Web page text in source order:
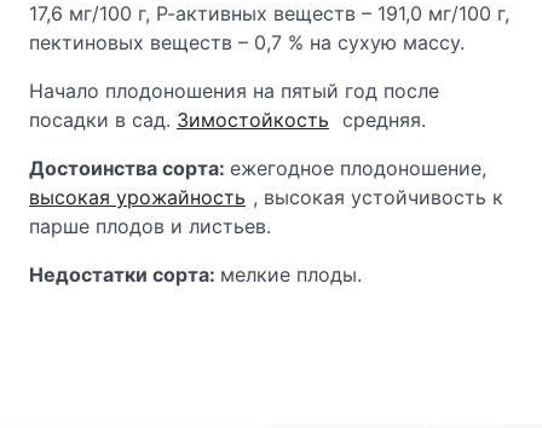
17,6 мг/100 г, Р-активных веществ – 191,0 мг/100 г,
пектиновых веществ – 0,7 % на сухую массу.
Начало плодоношения на пятый год после
посадки в сад. Зимостойкость средняя.
Достоинства сорта: ежегодное плодоношение,
высокая урожайность , высокая устойчивость к
парше плодов и листьев.
Недостатки сорта: мелкие плоды.